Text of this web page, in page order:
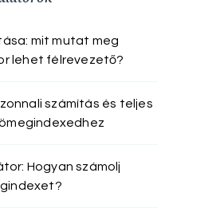
mit mutat meg
lehet félrevezető?
számítás és teljes
Hogyan számolj